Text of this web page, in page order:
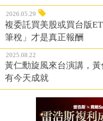
2026.05.29
複委託買美股或買台版
筆稅」才是真正報酬
2025.08.22
黃仁勳旋風來台演講，
有今天成就